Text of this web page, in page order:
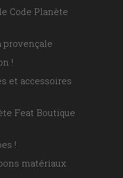
Code Planète
provençale
!
et accessoires
Feat Boutique
!
matériaux